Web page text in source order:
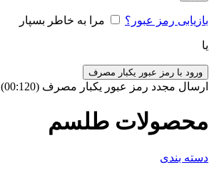
بازیابی رمز عبور؟ مرا به خاطر بسپار
یا
ورود با رمز عبور یکبار مصرف
ارسال مجدد رمز عبور یکبار مصرف (00:
120
)
محصولات طلسم
دسته بندی